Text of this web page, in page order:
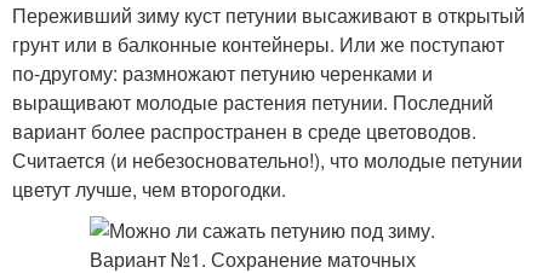
Переживший зиму куст петунии высаживают в открытый
грунт или в балконные контейнеры. Или же поступают
по-другому: размножают петунию черенками и
выращивают молодые растения петунии. Последний
вариант более распространен в среде цветоводов.
Считается (и небезосновательно!), что молодые петунии
цветут лучше, чем второгодки.